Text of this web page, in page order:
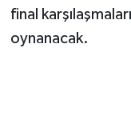
final
oynanacak.